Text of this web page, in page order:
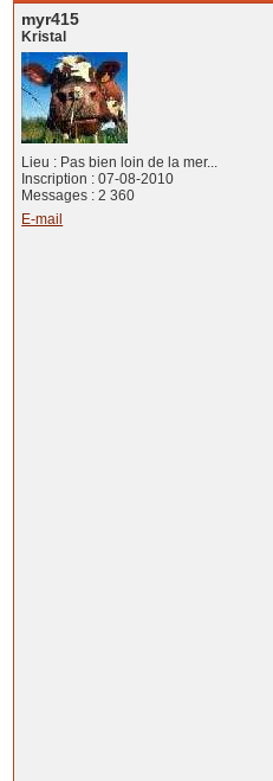
myr415
Kristal
Lieu : Pas bien loin de la mer...
Inscription : 07-08-2010
Messages : 2 360
E-mail